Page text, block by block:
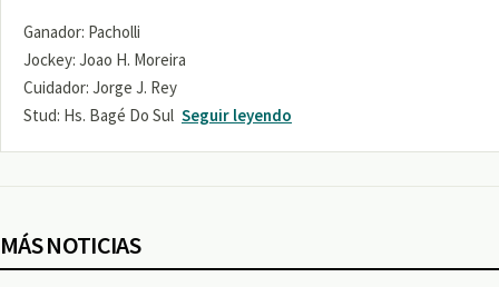
Ganador: Pacholli
Jockey: Joao H. Moreira
Cuidador: Jorge J. Rey
Stud: Hs. Bagé Do Sul Seguir leyendo
MÁS NOTICIAS